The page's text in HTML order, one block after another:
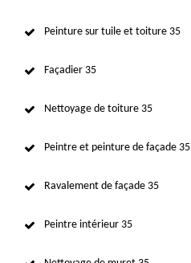
Peinture sur tuile et toiture 35
Façadier 35
Nettoyage de toiture 35
Peintre et peinture de façade 35
Ravalement de façade 35
Peintre intérieur 35